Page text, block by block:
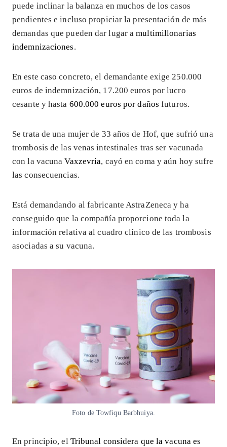
puede inclinar la balanza en muchos de los casos
pendientes e incluso propiciar la presentación de más
demandas que pueden dar lugar amultimillonarias
indemnizaciones.
En este caso concreto, el demandante exige 250.000
euros de indemnización, 17.200 euros por lucro
cesante y hasta 600.000 euros por daños futuros.
Se trata de una mujer de 33 años de Hof, que sufrió una
trombosis de las venas intestinales tras ser vacunada
con la vacunaVaxzevria, cayó en coma y aún hoy sufre
las consecuencias.
Está demandando al fabricante AstraZeneca y ha
conseguido que la compañía proporcione toda la
información relativa al cuadro clínico de las trombosis
asociadas a su vacuna.
Foto de Towfiqu Barbhuiya.
En principio, el Tribunal considera que la vacuna es